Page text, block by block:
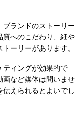
ランドのストーリー
質へのこだわり、細や
ーリーがあります。
ティングが効果的で
画など媒体は問いませ
えられるとよいでし